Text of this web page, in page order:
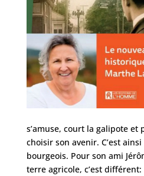
s’amuse, court la galipote
choisir son avenir. C’est
bourgeois. Pour son ami
terre agricole, c’est